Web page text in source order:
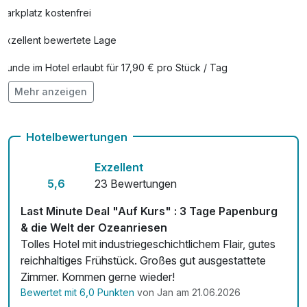
Kneipp Bade Öl
pro Person (1 Tag/e)
Parkplatz kostenfrei
Exzellent bewertete Lage
Hunde im Hotel erlaubt für 17,90 € pro Stück / Tag
Auch vegetarische Speisen
Zimmerservice verfügbar
Mit Hotelbar
Mehr anzeigen
Hotelbewertungen
5,6
Exzellent
23 Bewertungen
Last Minute Deal "Auf Kurs" : 3 Tage Papenburg
& die Welt der Ozeanriesen
Tolles Hotel mit industriegeschichtlichem Flair, gutes
reichhaltiges Frühstück. Großes gut ausgestattete
Zimmer. Kommen gerne wieder!
Bewertet mit 6,0 Punkten von Jan am 21.06.2026